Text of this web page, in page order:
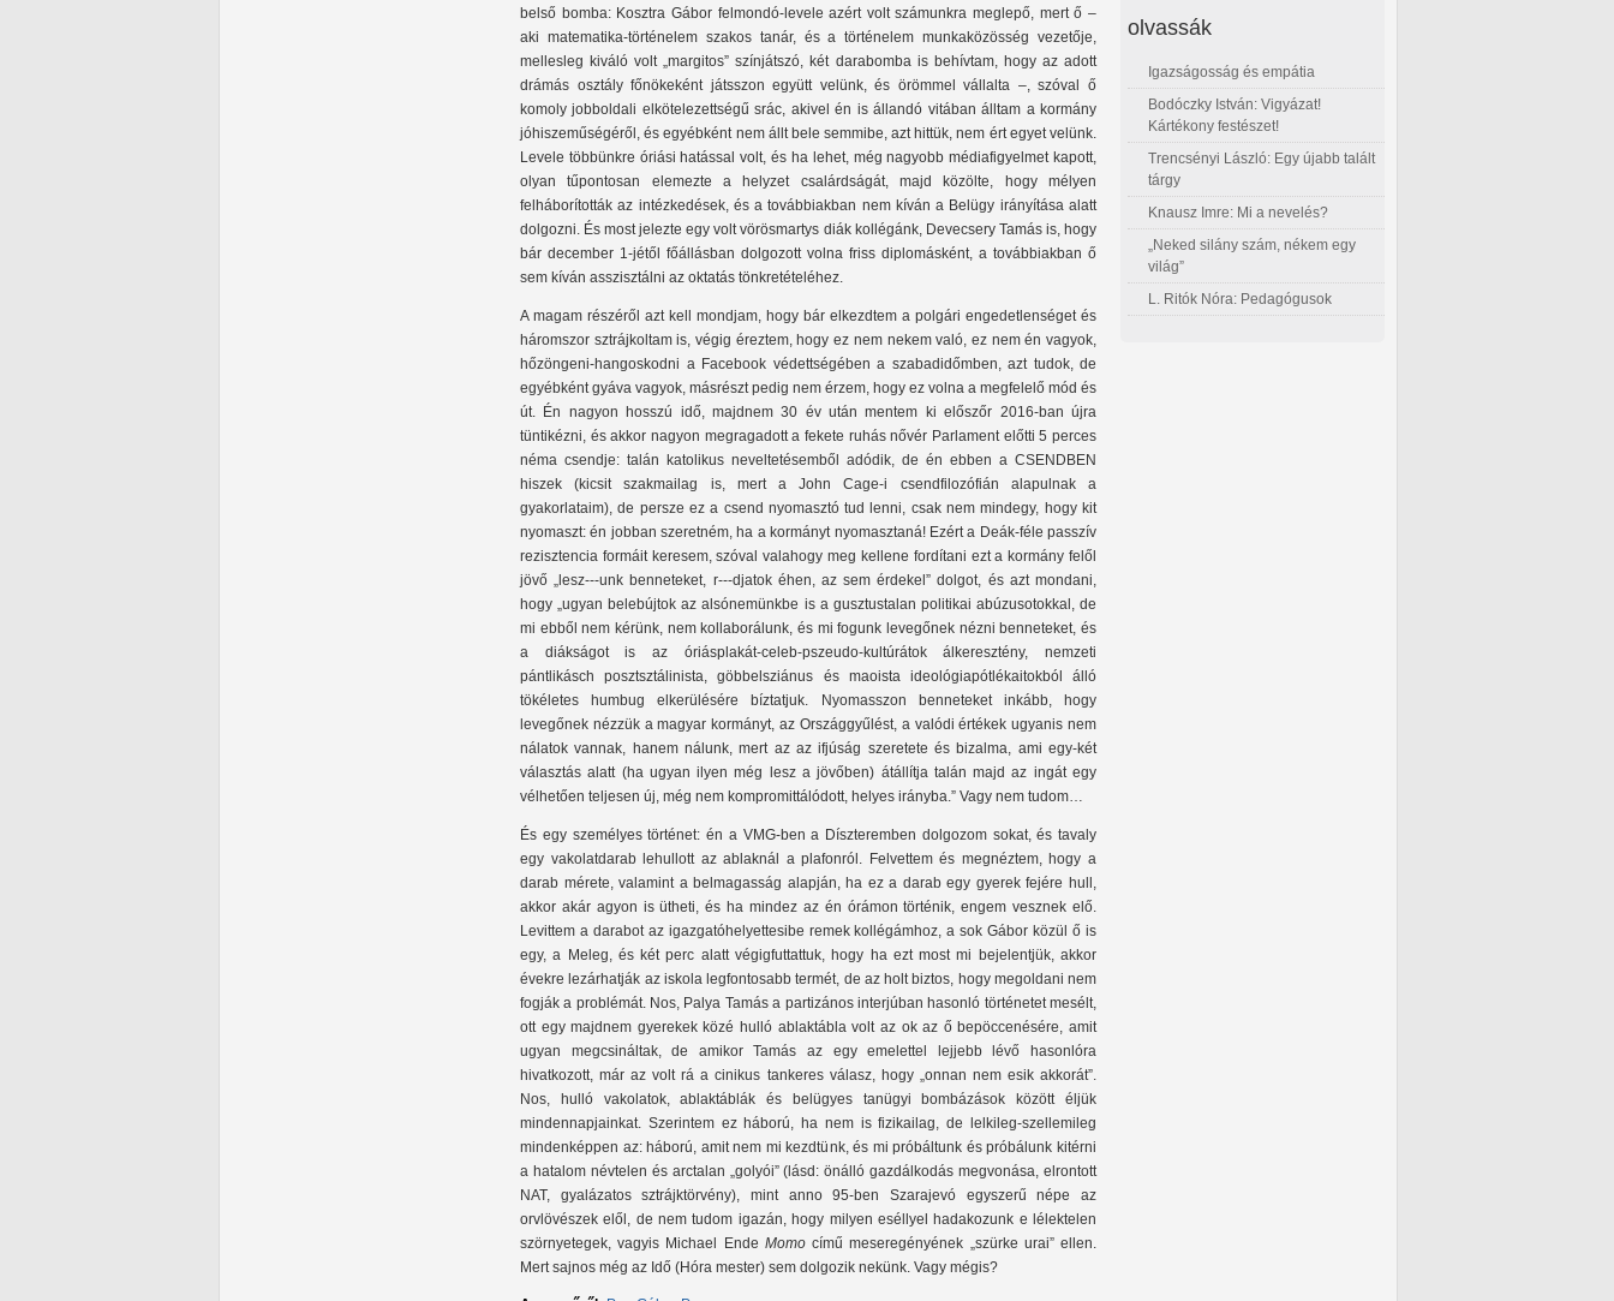
belső bomba: Kosztra Gábor felmondó-levele azért volt számunkra meglepő, mert ő –
aki matematika-történelem szakos tanár, és a történelem munkaközösség vezetője,
mellesleg kiváló volt „margitos” színjátszó, két darabomba is behívtam, hogy az adott
drámás osztály főnökeként játsszon együtt velünk, és örömmel vállalta –, szóval ő
komoly jobboldali elkötelezettségű srác, akivel én is állandó vitában álltam a kormány
jóhiszeműségéről, és egyébként nem állt bele semmibe, azt hittük, nem ért egyet velünk.
Levele többünkre óriási hatással volt, és ha lehet, még nagyobb médiafigyelmet kapott,
olyan tűpontosan elemezte a helyzet csalárdságát, majd közölte, hogy mélyen
felháborították az intézkedések, és a továbbiakban nem kíván a Belügy irányítása alatt
dolgozni. És most jelezte egy volt vörösmartys diák kollégánk, Devecsery Tamás is, hogy
bár december 1-jétől főállásban dolgozott volna friss diplomásként, a továbbiakban ő
sem kíván asszisztálni az oktatás tönkretételéhez.
A magam részéről azt kell mondjam, hogy bár elkezdtem a polgári engedetlenséget és
háromszor sztrájkoltam is, végig éreztem, hogy ez nem nekem való, ez nem én vagyok,
hőzöngeni-hangoskodni a Facebook védettségében a szabadidőmben, azt tudok, de
egyébként gyáva vagyok, másrészt pedig nem érzem, hogy ez volna a megfelelő mód és
út. Én nagyon hosszú idő, majdnem 30 év után mentem ki előszőr 2016-ban újra
tüntikézni, és akkor nagyon megragadott a fekete ruhás nővér Parlament előtti 5 perces
néma csendje: talán katolikus neveltetésemből adódik, de én ebben a CSENDBEN
hiszek (kicsit szakmailag is, mert a John Cage-i csendfilozófián alapulnak a
gyakorlataim), de persze ez a csend nyomasztó tud lenni, csak nem mindegy, hogy kit
nyomaszt: én jobban szeretném, ha a kormányt nyomasztaná! Ezért a Deák-féle passzív
rezisztencia formáit keresem, szóval valahogy meg kellene fordítani ezt a kormány felől
jövő „lesz---unk benneteket, r---djatok éhen, az sem érdekel” dolgot, és azt mondani,
hogy „ugyan belebújtok az alsónemünkbe is a gusztustalan politikai abúzusotokkal, de
mi ebből nem kérünk, nem kollaborálunk, és mi fogunk levegőnek nézni benneteket, és
a diákságot is az óriásplakát-celeb-pszeudo-kultúrátok álkeresztény, nemzeti
pántlikásch posztsztálinista, göbbelsziánus és maoista ideológiapótlékaitokból álló
tökéletes humbug elkerülésére bíztatjuk. Nyomasszon benneteket inkább, hogy
levegőnek nézzük a magyar kormányt, az Országgyűlést, a valódi értékek ugyanis nem
nálatok vannak, hanem nálunk, mert az az ifjúság szeretete és bizalma, ami egy-két
választás alatt (ha ugyan ilyen még lesz a jövőben) átállítja talán majd az ingát egy
vélhetően teljesen új, még nem kompromittálódott, helyes irányba.” Vagy nem tudom…
És egy személyes történet: én a VMG-ben a Díszteremben dolgozom sokat, és tavaly
egy vakolatdarab lehullott az ablaknál a plafonról. Felvettem és megnéztem, hogy a
darab mérete, valamint a belmagasság alapján, ha ez a darab egy gyerek fejére hull,
akkor akár agyon is ütheti, és ha mindez az én órámon történik, engem vesznek elő.
Levittem a darabot az igazgatóhelyettesibe remek kollégámhoz, a sok Gábor közül ő is
egy, a Meleg, és két perc alatt végigfuttattuk, hogy ha ezt most mi bejelentjük, akkor
évekre lezárhatják az iskola legfontosabb termét, de az holt biztos, hogy megoldani nem
fogják a problémát. Nos, Palya Tamás a partizános interjúban hasonló történetet mesélt,
ott egy majdnem gyerekek közé hulló ablaktábla volt az ok az ő bepöccenésére, amit
ugyan megcsináltak, de amikor Tamás az egy emelettel lejjebb lévő hasonlóra
hivatkozott, már az volt rá a cinikus tankeres válasz, hogy „onnan nem esik akkorát”.
Nos, hulló vakolatok, ablaktáblák és belügyes tanügyi bombázások között éljük
mindennapjainkat. Szerintem ez háború, ha nem is fizikailag, de lelkileg-szellemileg
mindenképpen az: háború, amit nem mi kezdtünk, és mi próbáltunk és próbálunk kitérni
a hatalom névtelen és arctalan „golyói” (lásd: önálló gazdálkodás megvonása, elrontott
NAT, gyalázatos sztrájktörvény), mint anno 95-ben Szarajevó egyszerű népe az
orvlövészek elől, de nem tudom igazán, hogy milyen eséllyel hadakozunk e lélektelen
szörnyetegek, vagyis Michael Ende Momocímű meseregényének „szürke urai” ellen.
Mert sajnos még az Idő (Hóra mester) sem dolgozik nekünk. Vagy mégis?
olvassák
Igazságosság és empátia
Bodóczky István: Vigyázat!
Kártékony festészet!
Trencsényi László: Egy újabb talált
tárgy
Knausz Imre: Mi a nevelés?
„Neked silány szám, nékem egy
világ”
L. Ritók Nóra: Pedagógusok